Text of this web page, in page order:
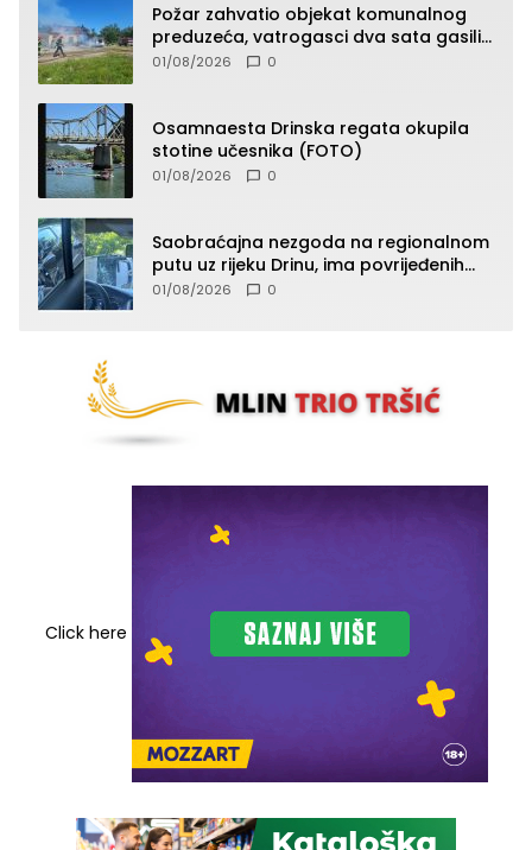
Požar zahvatio objekat komunalnog
preduzeća, vatrogasci dva sata gasili
vatru (FOTO)
01/08/2026 0
Osamnaesta Drinska regata okupila
stotine učesnika (FOTO)
01/08/2026 0
Saobraćajna nezgoda na regionalnom
putu uz rijeku Drinu, ima povrijeđenih
lica (FOTO)
01/08/2026 0
Click here